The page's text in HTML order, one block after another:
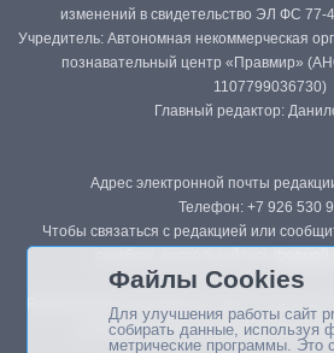
изменений в свидетельство ЭЛ ФС 77-
Учредитель: Автономная некоммерческая
познавательный центр «Правмир»
1107799036730)
Главный редактор:
Адрес электронной почты
Телефон: +7 926 530
Чтобы связаться с редакцией или
Републикация материалов сайта в
возможна только с письменного
Файлы Cookies
Для улучшения работы сайт
собирать данные, используя
метрические программы. Это